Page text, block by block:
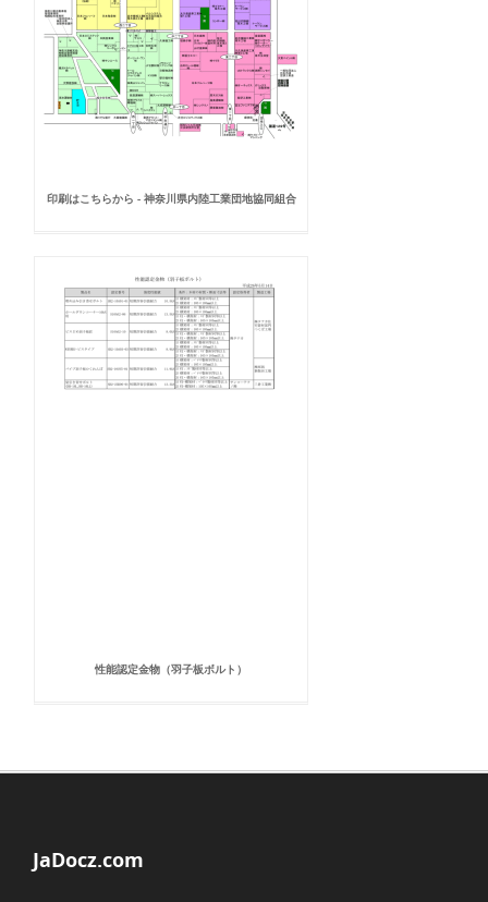
印刷はこちらから - 神奈川県内陸工業団地協同組合
性能認定金物（羽子板ボルト）
JaDocz.com